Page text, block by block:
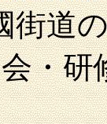
街道
会・研